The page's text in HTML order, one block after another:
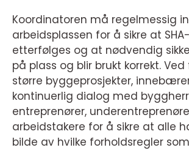
Koordinatoren må regelmessig
arbeidsplassen for å sikre at
etterfølges og at nødvendig
på plass og blir brukt korrekt.
større byggeprosjekter,
kontinuerlig dialog med
entreprenører,
arbeidstakere for å sikre at alle
bilde av hvilke forholdsregler